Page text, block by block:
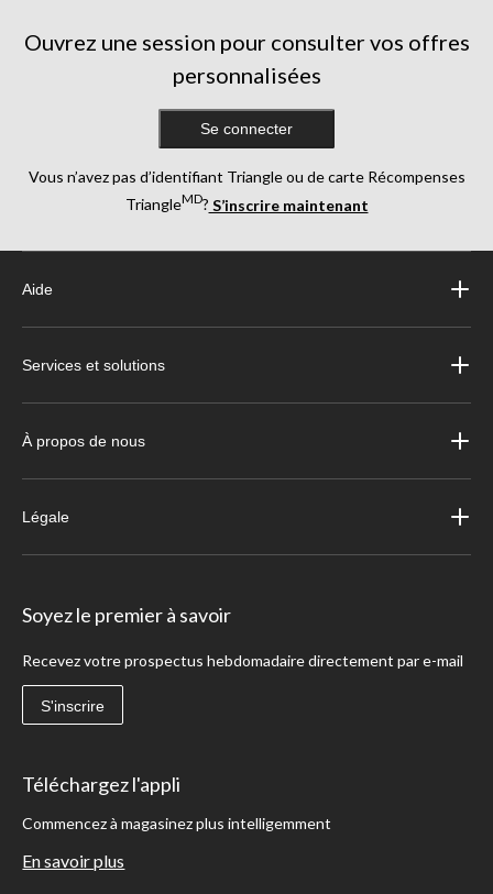
Ouvrez une session pour consulter vos offres
personnalisées
Se connecter
Vous n’avez pas d’identifiant Triangle ou de carte Récompenses
TriangleMD? S’inscrire maintenant
Aide
Services et solutions
À propos de nous
Légale
Soyez le premier à savoir
Recevez votre prospectus hebdomadaire directement par e-mail
S'inscrire
Téléchargez l'appli
Commencez à magasinez plus intelligemment
En savoir plus